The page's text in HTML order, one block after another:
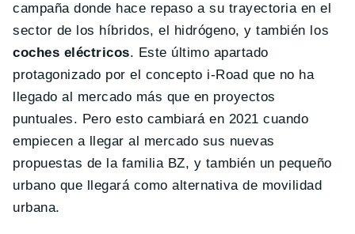
campaña donde hace repaso a su trayectoria en el
sector de los híbridos, el hidrógeno, y también los
coches eléctricos. Este último apartado
protagonizado por el concepto i-Road que no ha
llegado al mercado más que en proyectos
puntuales. Pero esto cambiará en 2021 cuando
empiecen a llegar al mercado sus nuevas
propuestas de la familia BZ, y también un pequeño
urbano que llegará como alternativa de movilidad
urbana.